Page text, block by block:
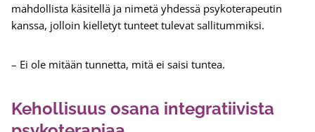
mahdollista käsitellä ja nimetä yhdessä psykoterapeutin
kanssa, jolloin kielletyt tunteet tulevat sallitummiksi.
– Ei ole mitään tunnetta, mitä ei saisi tuntea.
Kehollisuus osana integratiivista